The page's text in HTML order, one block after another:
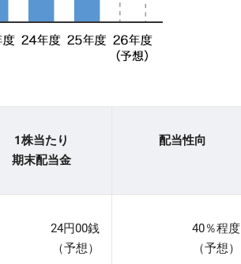
1株当たり
期末配当金
配当性向
24円00銭
（予想）
40％程度
（予想）